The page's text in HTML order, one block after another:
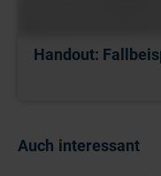
Handout:
Auch interessant